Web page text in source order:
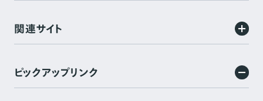
関連サイト
ピックアップリンク